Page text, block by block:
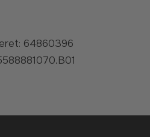
64860396